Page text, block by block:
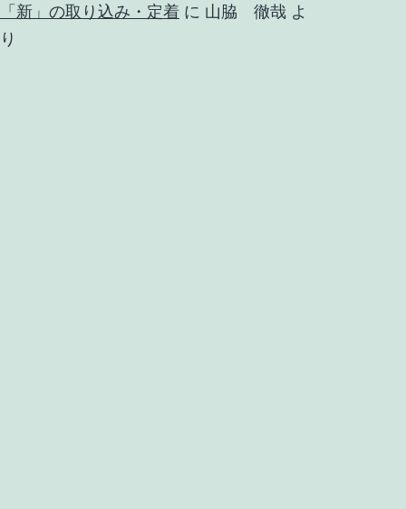
「新」の取り込み・定着 に 山脇 徹哉 よ
り